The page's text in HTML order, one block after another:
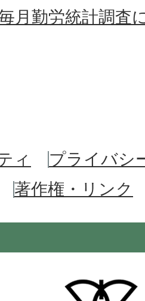
月勤労統計調査
ィ
プライバシ
著作権・リンク